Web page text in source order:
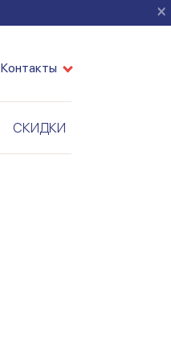
×
Контакты
СКИДКИ